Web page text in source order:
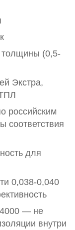
толщины (0,5-
Экстра,
российским
соответствия
для
0,038-0,040
— не
внутри